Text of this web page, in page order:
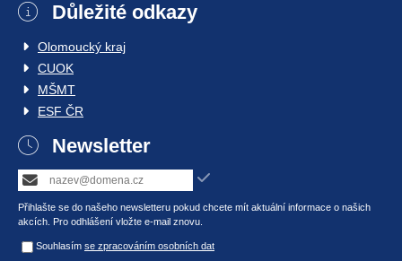
Důležité odkazy
Olomoucký kraj
CUOK
MŠMT
ESF ČR
Newsletter
Přihlašte se do našeho newsletteru pokud chcete mít aktuální informace o našich
akcích. Pro odhlášení vložte e-mail znovu.
Souhlasím se zpracováním osobních dat